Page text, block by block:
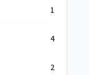
1
4
2